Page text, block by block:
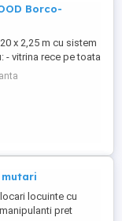
Borco-
x 2,25 m cu sistem
- vitrina rece pe toata
de congelare
de inox pentru 9
comanda - plita grill
vulcanica -
locuinte cu
pret